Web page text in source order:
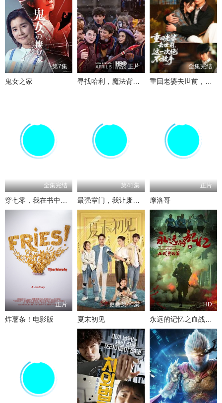
第7集
鬼女之家
正片
寻找哈利，魔法背后的匠心
全集完结
重回老婆去世前，这一次绝不放手
全集完结
穿七零，我在书中挺好的
第41集
最强掌门，我让废柴宗门碾压三界
正片
摩洛哥
正片
炸薯条！电影版
更新第40集
夏末初见
HD
永远的记忆之血战黎明前